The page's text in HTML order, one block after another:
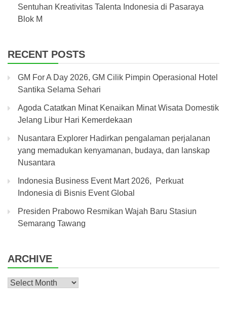
Sentuhan Kreativitas Talenta Indonesia di Pasaraya
Blok M
RECENT POSTS
GM For A Day 2026, GM Cilik Pimpin Operasional Hotel
Santika Selama Sehari
Agoda Catatkan Minat Kenaikan Minat Wisata Domestik
Jelang Libur Hari Kemerdekaan
Nusantara Explorer Hadirkan pengalaman perjalanan
yang memadukan kenyamanan, budaya, dan lanskap
Nusantara
Indonesia Business Event Mart 2026, Perkuat
Indonesia di Bisnis Event Global
Presiden Prabowo Resmikan Wajah Baru Stasiun
Semarang Tawang
ARCHIVE
Archive